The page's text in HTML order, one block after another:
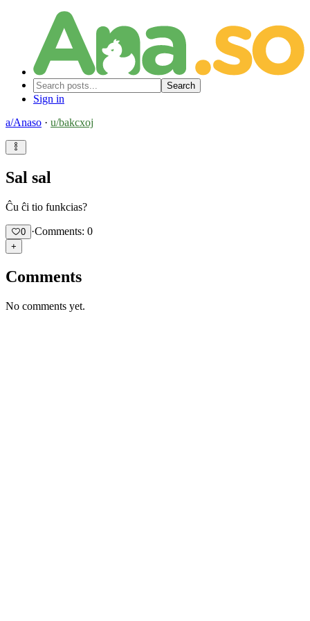
Search
Sign in
a/Anaso · u/bakcxoj
Sal sal
Ĉu ĉi tio funkcias?
0 ·Comments: 0
+
Comments
No comments yet.